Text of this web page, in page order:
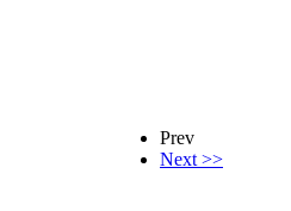
Prev
Next >>